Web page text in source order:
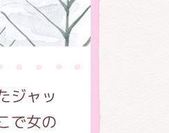
ジャッ
で女の